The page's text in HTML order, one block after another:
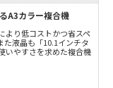
A3カラー複合機
より低コストかつ省スペ
た液晶も「10.1インチタ
いやすさを求めた複合機